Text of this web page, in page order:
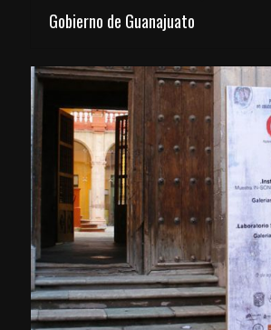
Gobierno de Guanajuato